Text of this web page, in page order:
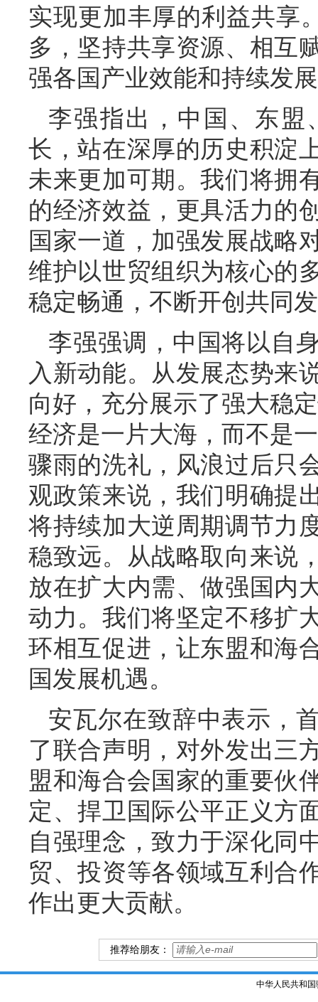
实现更加丰厚的利益共享
多，坚持共享资源、相互
强各国产业效能和持续发
李强指出，中国、东盟
长，站在深厚的历史积淀
未来更加可期。我们将拥
的经济效益，更具活力的
国家一道，加强发展战略
维护以世贸组织为核心的
稳定畅通，不断开创共同
李强强调，中国将以自
入新动能。从发展态势来
向好，充分展示了强大稳
经济是一片大海，而不是
骤雨的洗礼，风浪过后只
观政策来说，我们明确提
将持续加大逆周期调节力
稳致远。从战略取向来说
放在扩大内需、做强国内
动力。我们将坚定不移扩
环相互促进，让东盟和海
国发展机遇。
安瓦尔在致辞中表示，
了联合声明，对外发出三
盟和海合会国家的重要伙
定、捍卫国际公平正义方
自强理念，致力于深化同
贸、投资等各领域互利合
作出更大贡献。
推荐给朋友：
中华人民共和